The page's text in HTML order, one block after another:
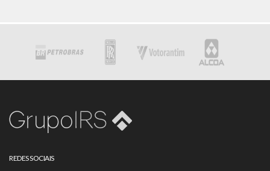
REDES SOCIAIS